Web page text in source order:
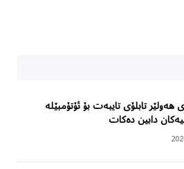
هەولێر تابلۆی تایبەت بۆ ئۆتۆمبێلە
دابین دەکات